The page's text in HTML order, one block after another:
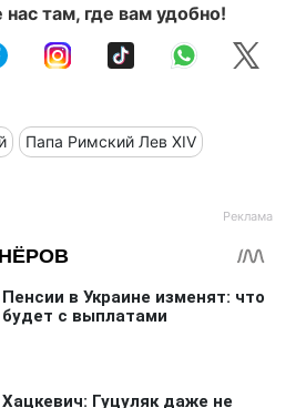
там, где вам удобно!
Папа Римский Лев XIV